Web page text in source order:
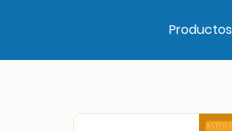
Productos